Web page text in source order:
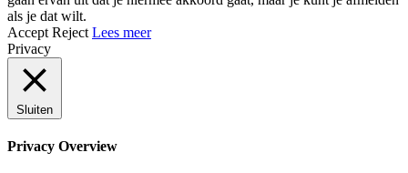
als je dat wilt.
Accept Reject Lees meer
Privacy
Sluiten
Privacy Overview